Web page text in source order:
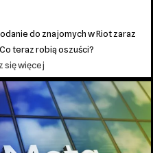
do znajomych w Riot zaraz
teraz robią oszuści?
się więcejBoty
czatu
oparte
na
sztucznej
inteligencji